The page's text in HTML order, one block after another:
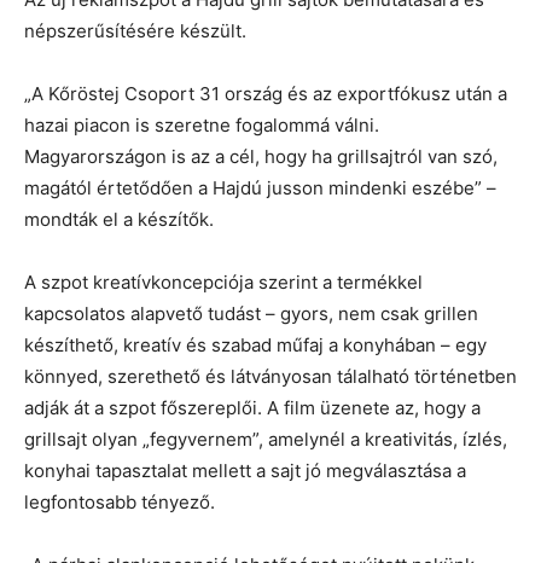
népszerűsítésére készült.
„A Kőröstej Csoport 31 ország és az exportfókusz után a
hazai piacon is szeretne fogalommá válni.
Magyarországon is az a cél, hogy ha grillsajtról van szó,
magától értetődően a Hajdú jusson mindenki eszébe” –
mondták el a készítők.
A szpot kreatívkoncepciója szerint a termékkel
kapcsolatos alapvető tudást – gyors, nem csak grillen
készíthető, kreatív és szabad műfaj a konyhában – egy
könnyed, szerethető és látványosan tálalható történetben
adják át a szpot főszereplői. A film üzenete az, hogy a
grillsajt olyan „fegyvernem”, amelynél a kreativitás, ízlés,
konyhai tapasztalat mellett a sajt jó megválasztása a
legfontosabb tényező.